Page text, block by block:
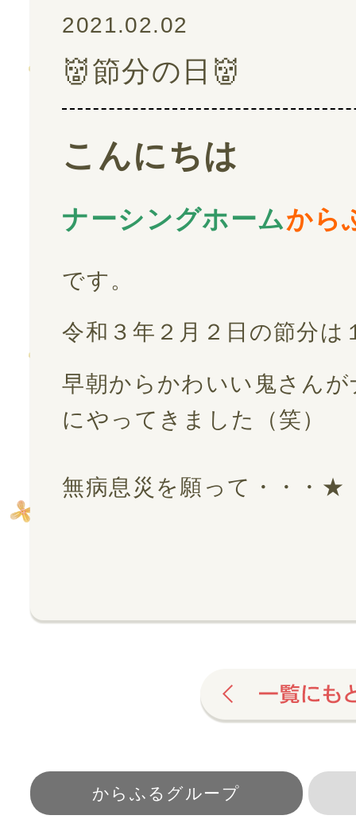
ご利用の流れ
よくある質問
採用情報
スタッフブログ
お問い合わせ
会社案内
プライバシーポリシー
2021.02.02
👹節分の日👹
こんにちは
ナーシングホームから
です。
令和３年２月２日の節分は１
早朝からかわいい鬼さん
にやってきました（笑）
無病息災を願って・・・★
からふるグループ